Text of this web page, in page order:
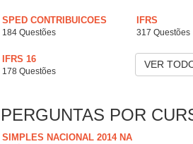
SPED CONTRIBUICOES
184 Questões
IFRS
317 Questões
IFRS 16
178 Questões
VER
PERGUNTAS POR
SIMPLES NACIONAL 2014 NA